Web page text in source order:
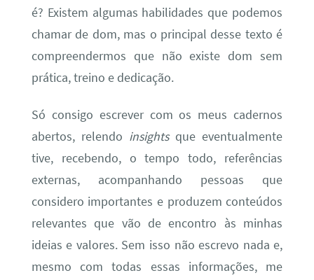
é? Existem algumas habilidades que podemos
chamar de dom, mas o principal desse texto é
compreendermos que não existe dom sem
prática, treino e dedicação.
Só consigo escrever com os meus cadernos
abertos, relendo insightsque eventualmente
tive, recebendo, o tempo todo, referências
externas, acompanhando pessoas que
considero importantes e produzem conteúdos
relevantes que vão de encontro às minhas
ideias e valores. Sem isso não escrevo nada e,
mesmo com todas essas informações, me